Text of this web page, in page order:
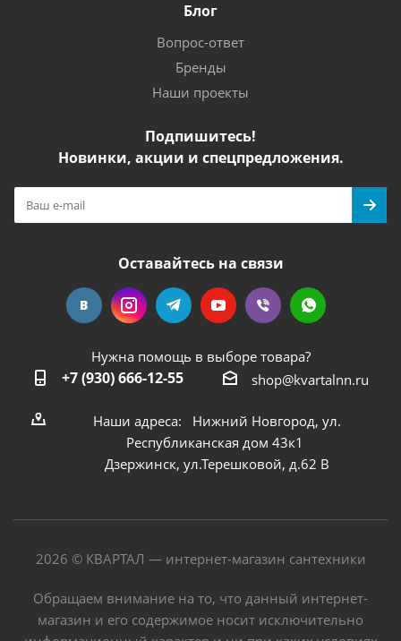
Блог
Вопрос-ответ
Бренды
Наши проекты
Подпишитесь!
Новинки, акции и спецпредложения.
Оставайтесь на связи
Нужна помощь в выборе товара?
+7 (930) 666-12-55 shop@kvartalnn.ru
Наши адреса: Нижний Новгород, ул.
Республиканская дом 43к1
Дзержинск, ул.Терешковой, д.62 В
2026 © КВАРТАЛ — интернет-магазин сантехники
Обращаем внимание на то, что данный интернет-
магазин и его содержимое носит исключительно